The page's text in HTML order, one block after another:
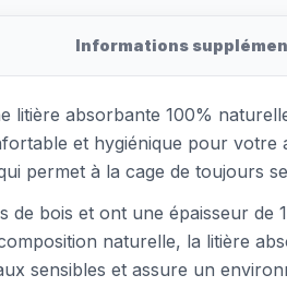
Informations
litière absorbante 100%
et hygiénique pour votre
permet à la cage de toujours
bois et ont une épaisseur
naturelle, la litière
sensibles et assure un